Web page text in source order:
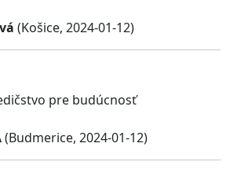
(Košice, 2024-01-12)
pre budúcnosť
(Budmerice, 2024-01-12)